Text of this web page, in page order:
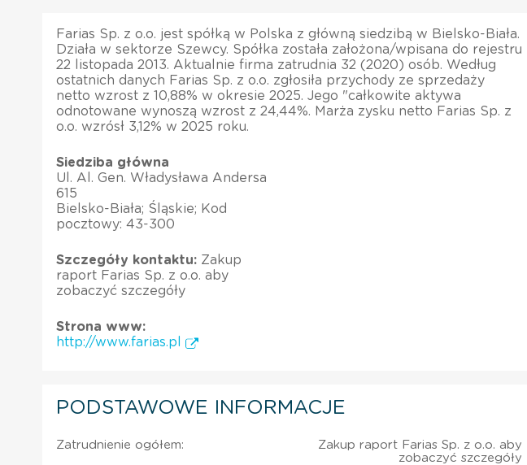
Farias Sp. z o.o. jest spółką w Polska z główną siedzibą w Bielsko-Biała.
Działa w sektorze Szewcy. Spółka została założona/wpisana do rejestru
22 listopada 2013. Aktualnie firma zatrudnia 32 (2020) osób. Według
ostatnich danych Farias Sp. z o.o. zgłosiła przychody ze sprzedaży
netto wzrost z 10,88% w okresie 2025. Jego "całkowite aktywa
odnotowane wynoszą wzrost z 24,44%. Marża zysku netto Farias Sp. z
o.o. wzrósł 3,12% w 2025 roku.
Siedziba główna
Ul. Al. Gen. Władysława Andersa
615
Bielsko-Biała; Śląskie; Kod
pocztowy: 43-300
Szczegóły kontaktu: Zakup
raport Farias Sp. z o.o. aby
zobaczyć szczegóły
Strona www:
http://www.farias.pl
PODSTAWOWE INFORMACJE
Zatrudnienie ogółem:
Zakup raport Farias Sp. z o.o. aby
zobaczyć szczegóły